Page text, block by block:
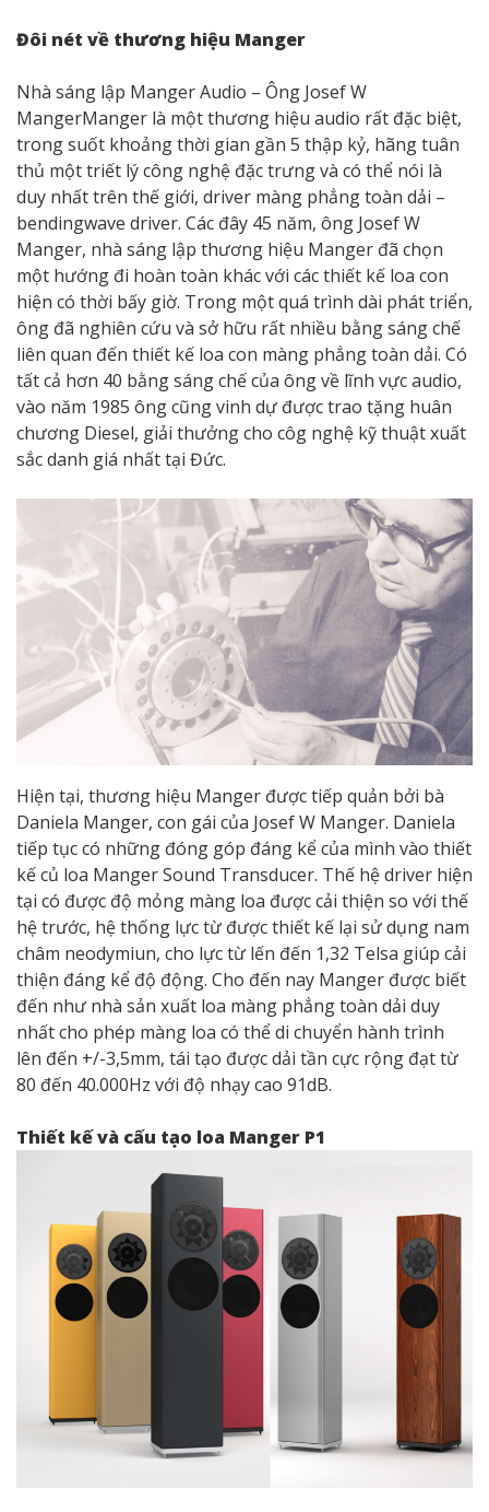
Đôi nét về thương hiệu Manger
Nhà sáng lập Manger Audio – Ông Josef W
MangerManger là một thương hiệu audio rất đặc biệt,
trong suốt khoảng thời gian gần 5 thập kỷ, hãng tuân
thủ một triết lý công nghệ đặc trưng và có thể nói là
duy nhất trên thế giới, driver màng phẳng toàn dải –
bendingwave driver. Các đây 45 năm, ông Josef W
Manger, nhà sáng lập thương hiệu Manger đã chọn
một hướng đi hoàn toàn khác với các thiết kế loa con
hiện có thời bấy giờ. Trong một quá trình dài phát triển,
ông đã nghiên cứu và sở hữu rất nhiều bằng sáng chế
liên quan đến thiết kế loa con màng phẳng toàn dải. Có
tất cả hơn 40 bằng sáng chế của ông về lĩnh vực audio,
vào năm 1985 ông cũng vinh dự được trao tặng huân
chương Diesel, giải thưởng cho côg nghệ kỹ thuật xuất
sắc danh giá nhất tại Đức.
Hiện tại, thương hiệu Manger được tiếp quản bởi bà
Daniela Manger, con gái của Josef W Manger. Daniela
tiếp tục có những đóng góp đáng kể của mình vào thiết
kế củ loa Manger Sound Transducer. Thế hệ driver hiện
tại có được độ mỏng màng loa được cải thiện so với thế
hệ trước, hệ thống lực từ được thiết kế lại sử dụng nam
châm neodymiun, cho lực từ lến đến 1,32 Telsa giúp cải
thiện đáng kể độ động. Cho đến nay Manger được biết
đến như nhà sản xuất loa màng phẳng toàn dải duy
nhất cho phép màng loa có thể di chuyển hành trình
lên đến +/-3,5mm, tái tạo được dải tần cực rộng đạt từ
80 đến 40.000Hz với độ nhạy cao 91dB.
Thiết kế và cấu tạo loa Manger P1